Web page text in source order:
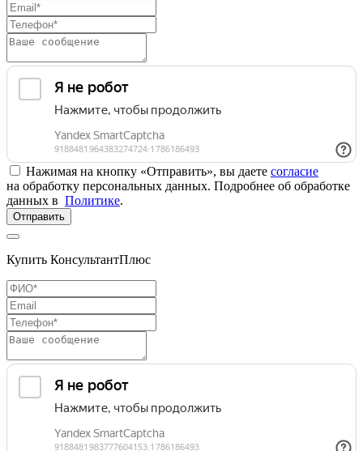
Нажимая на кнопку «Отправить», вы даете согласие
на обработку персональных данных. Подробнее об обработке
данных в Политике.
Отправить
Купить КонсультантПлюс